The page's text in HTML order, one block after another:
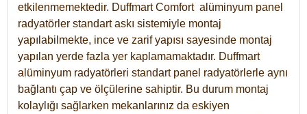
etkilenmemektedir. DuffmartComfort alüminyum panel
radyatörler standart askı sistemiyle montaj
yapılabilmekte, ince ve zarif yapısı sayesinde montaj
yapılan yerde fazla yer kaplamamaktadır. Duffmart
alüminyum radyatörleri standart panel radyatörlerle aynı
bağlantı çap ve ölçülerine sahiptir. Bu durum montaj
kolaylığı sağlarken mekanlarınız da eskiyen